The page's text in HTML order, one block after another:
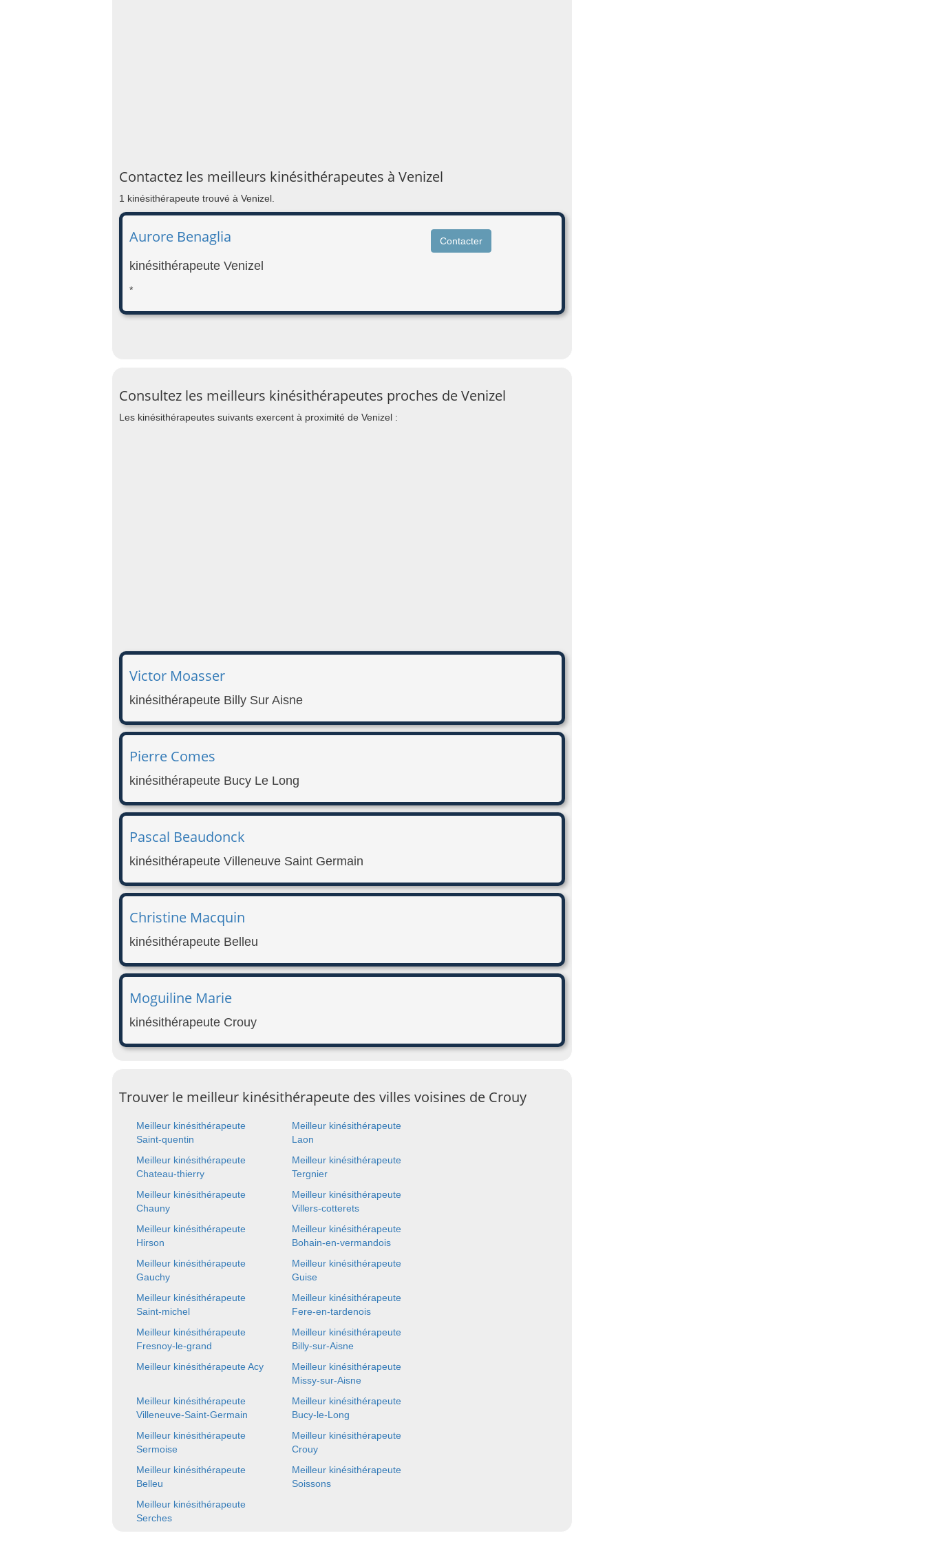
Contactez les meilleurs kinésithérapeutes à Venizel
1 kinésithérapeute trouvé à Venizel.
Aurore Benaglia Contacter
kinésithérapeute Venizel
*
Consultez les meilleurs kinésithérapeutes proches de Venizel
Les kinésithérapeutes suivants exercent à proximité de Venizel :
Victor Moasser
kinésithérapeute Billy Sur Aisne
Pierre Comes
kinésithérapeute Bucy Le Long
Pascal Beaudonck
kinésithérapeute Villeneuve Saint Germain
Christine Macquin
kinésithérapeute Belleu
Moguiline Marie
kinésithérapeute Crouy
Trouver le meilleur kinésithérapeute des villes voisines de Crouy
Meilleur kinésithérapeute
Saint-quentin
Meilleur kinésithérapeute
Laon
Meilleur kinésithérapeute
Chateau-thierry
Meilleur kinésithérapeute
Tergnier
Meilleur kinésithérapeute
Chauny
Meilleur kinésithérapeute
Villers-cotterets
Meilleur kinésithérapeute
Hirson
Meilleur kinésithérapeute
Bohain-en-vermandois
Meilleur kinésithérapeute
Gauchy
Meilleur kinésithérapeute
Guise
Meilleur kinésithérapeute
Saint-michel
Meilleur kinésithérapeute
Fere-en-tardenois
Meilleur kinésithérapeute
Fresnoy-le-grand
Meilleur kinésithérapeute
Billy-sur-Aisne
Meilleur kinésithérapeute Acy
Meilleur kinésithérapeute
Missy-sur-Aisne
Meilleur kinésithérapeute
Villeneuve-Saint-Germain
Meilleur kinésithérapeute
Bucy-le-Long
Meilleur kinésithérapeute
Sermoise
Meilleur kinésithérapeute
Crouy
Meilleur kinésithérapeute
Belleu
Meilleur kinésithérapeute
Soissons
Meilleur kinésithérapeute
Serches